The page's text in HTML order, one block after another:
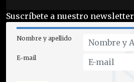
Suscríbete a nuestro newsletter
Nombre y apellido
E-mail